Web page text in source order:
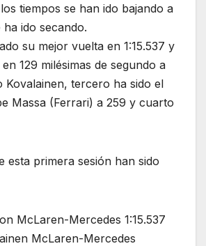
tiempos se han ido bajando a
ha ido secando.
su mejor vuelta en 1:15.537 y
129 milésimas de segundo a
Kovalainen, tercero ha sido el
Massa (Ferrari) a 259 y cuarto
esta primera sesión han sido
McLaren-Mercedes 1:15.537
McLaren-Mercedes